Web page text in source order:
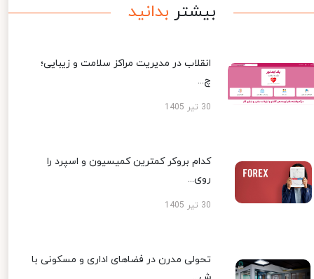
بیشتر بدانید
انقلاب در مدیریت مراکز سلامت و زیبایی؛
چ...
30 تیر 1405
کدام بروکر کمترین کمیسیون و اسپرد را
روی...
30 تیر 1405
تحولی مدرن در فضاهای اداری و مسکونی با